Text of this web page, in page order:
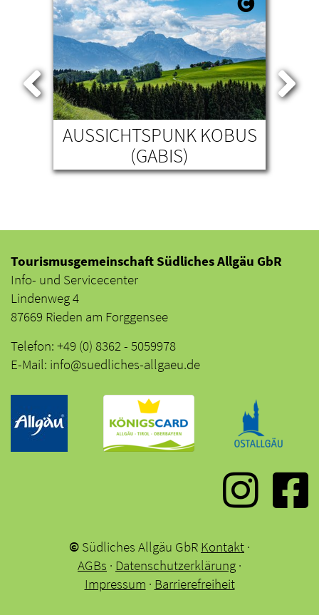
AUSSICHTSPUNK KOBUS
(GABIS)
Tourismusgemeinschaft Südliches Allgäu GbR
Info- und Servicecenter
Lindenweg 4
87669 Rieden am Forggensee
Telefon: +49 (0) 8362 - 5059978
E-Mail: info@suedliches-allgaeu.de
© Südliches Allgäu GbR Kontakt ·
AGBs · Datenschutzerklärung ·
Impressum · Barrierefreiheit